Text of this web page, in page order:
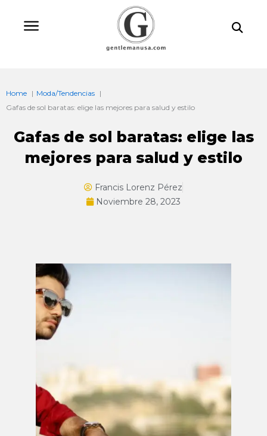
Home
Moda/Tendencias
Gafas de sol baratas: elige las mejores para salud y estilo
Gafas de sol baratas: elige las
mejores para salud y estilo
Francis Lorenz Pérez
Noviembre 28, 2023